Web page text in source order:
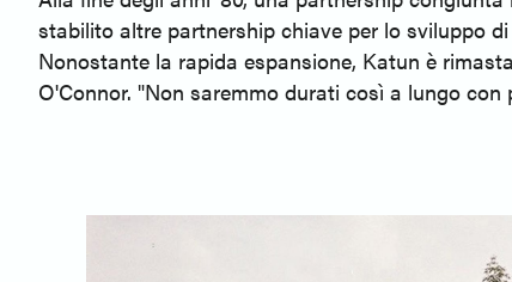
stabilito altre partnership chiave per lo sviluppo
Nonostante la rapida espansione, Katun è
O'Connor. "Non saremmo durati così a lungo con